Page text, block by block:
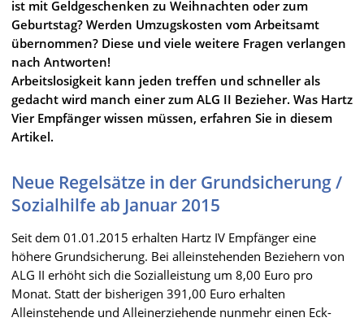
ist mit Geldgeschenken zu Weihnachten oder zum
Geburtstag? Werden Umzugskosten vom Arbeitsamt
übernommen? Diese und viele weitere Fragen verlangen
nach Antworten!
Arbeitslosigkeit kann jeden treffen und schneller als
gedacht wird manch einer zum ALG II Bezieher. Was Hartz
Vier Empfänger wissen müssen, erfahren Sie in diesem
Artikel.
Neue Regelsätze in der Grundsicherung /
Sozialhilfe ab Januar 2015
Seit dem 01.01.2015 erhalten Hartz IV Empfänger eine
höhere Grundsicherung. Bei alleinstehenden Beziehern von
ALG II erhöht sich die Sozialleistung um 8,00 Euro pro
Monat. Statt der bisherigen 391,00 Euro erhalten
Alleinstehende und Alleinerziehende nunmehr einen Eck-